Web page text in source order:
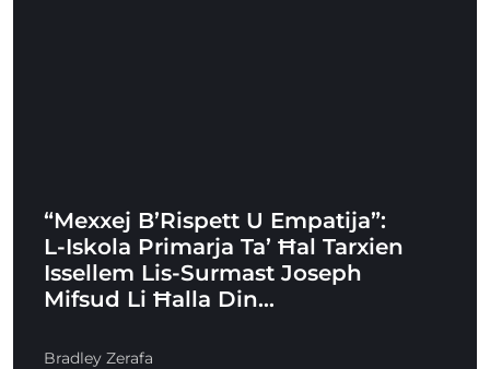
“Mexxej B’Rispett U Empatija”:
L-Iskola Primarja Ta’ Ħal Tarxien
Issellem Lis-Surmast Joseph
Mifsud Li Ħalla Din…
Bradley Zerafa